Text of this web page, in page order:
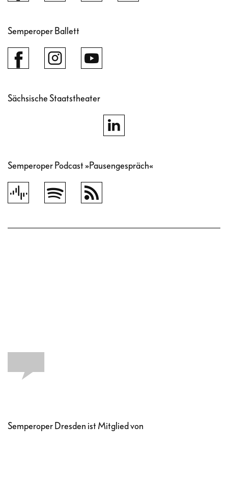
Semperoper Ballett
Sächsische Staatstheater
Semperoper Podcast »Pausengespräch«
Semperoper Dresden ist Mitglied von